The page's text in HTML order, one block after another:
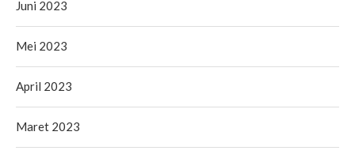
Juni 2023
Mei 2023
April 2023
Maret 2023